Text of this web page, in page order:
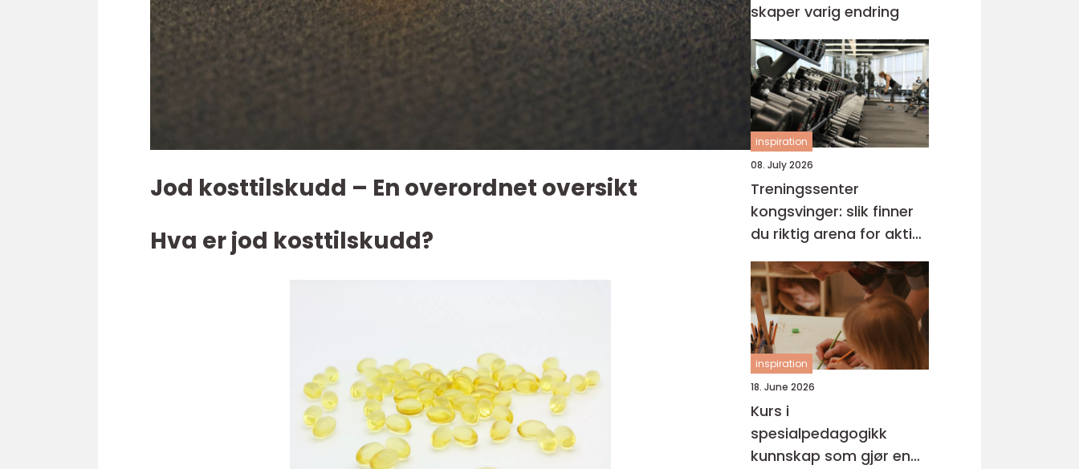
Jod kosttilskudd – En overordnet oversikt
Hva er jod kosttilskudd?
skaper varig endring
inspiration
08. July 2026
Treningssenter
kongsvinger: slik finner
du riktig arena for aktiv
hverdag
inspiration
18. June 2026
Kurs i
spesialpedagogikk
kunnskap som gjør en